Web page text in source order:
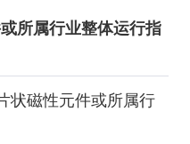
所属行业整体运行指
状磁性元件或所属行